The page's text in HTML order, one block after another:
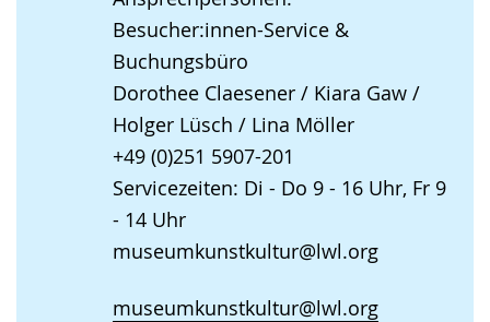
Besucher:innen-Service &
Buchungsbüro
Dorothee Claesener / Kiara Gaw /
Holger Lüsch / Lina Möller
+49 (0)251 5907-201
Servicezeiten: Di - Do 9 - 16 Uhr, Fr 9
- 14 Uhr
museumkunstkultur@lwl.org
museumkunstkultur@lwl.org